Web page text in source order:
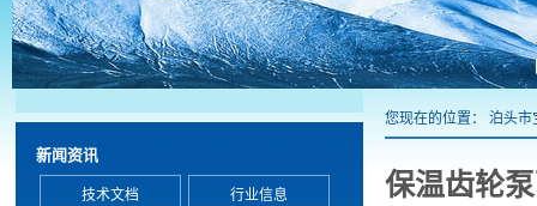
您现在的位置： 泊头市
保温齿轮
新闻资讯
技术文档 行业信息